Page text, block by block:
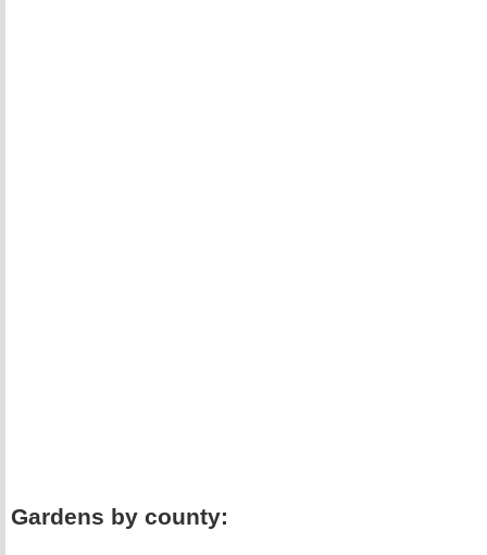
Gardens by county: